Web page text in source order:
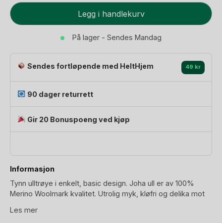
Ulltrøye
Langermet
Merino
antall
Legg i handlekurv
På lager - Sendes Mandag
Sendes fortløpende med HeltHjem 49 kr
90 dager returrett
Gir 20 Bonuspoeng ved kjøp
Informasjon
Tynn ulltrøye i enkelt, basic design. Joha ull er av 100%
Merino Woolmark kvalitet. Utrolig myk, kløfri og delika mot
design. Lange ermer med elastiske mansjetter og o-hals.
Les mer